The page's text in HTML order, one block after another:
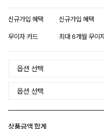
신규가입 혜택 신규가입 혜택
무이자 카드 최대 6개월 무이
상품금액 합계